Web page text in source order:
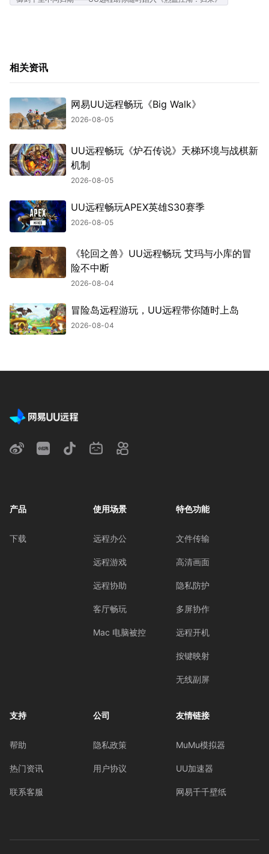
相关资讯
网易UU远程畅玩《Big Walk》
2026-08-05
UU远程畅玩《炉石传说》天梯环境与战棋新
机制
2026-08-05
UU远程畅玩APEX英雄S30赛季
2026-08-05
《轮回之兽》UU远程畅玩 艾玛与小库的冒
险不中断
2026-08-04
冒险岛远程游玩，UU远程带你随时上岛
2026-08-04
产品
下载
使用场景
远程办公
远程游戏
远程协助
客厅畅玩
Mac 电脑被控
特色功能
文件传输
高清画面
隐私防护
多屏协作
远程开机
按键映射
无线副屏
支持
帮助
热门资讯
联系客服
公司
隐私政策
用户协议
友情链接
MuMu模拟器
UU加速器
网易千千壁纸